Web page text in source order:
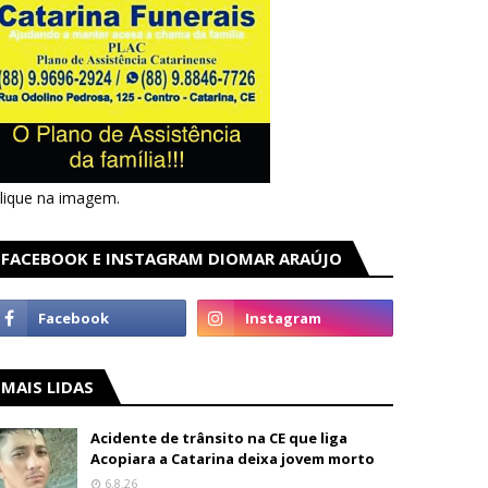
na imagem.
FACEBOOK E INSTAGRAM DIOMAR ARAÚJO
MAIS LIDAS
Acidente de trânsito na CE que liga
Acopiara a Catarina deixa jovem morto
6.8.26